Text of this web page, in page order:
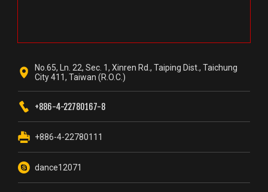
No.65, Ln. 22, Sec. 1, Xinren Rd., Taiping Dist., Taichung
City 411, Taiwan (R.O.C.)
+886-4-22780167-8
+886-4-22780111
dance12071